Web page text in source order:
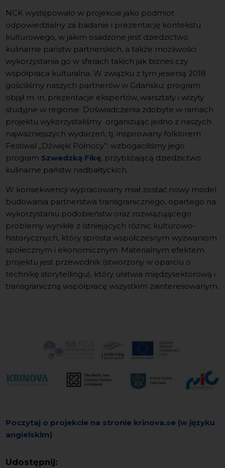
NCK występowało w projekcie jako podmiot
odpowiedzialny za badanie i prezentację kontekstu
kulturowego, w jakim osadzone jest dziedzictwo
kulinarne państw partnerskich, a także możliwości
wykorzystania go w sferach takich jak biznes czy
współpraca kulturalna. W związku z tym jesienią 2018
gościliśmy naszych partnerów w Gdańsku; program
objął m. in. prezentacje ekspertów, warsztaty i wizyty
studyjne w regionie. Doświadczenia zdobyte w ramach
projektu wykorzystaliśmy organizując jedno z naszych
najważniejszych wydarzeń, tj. inspirowany folklorem
Festiwal „Dźwięki Północy”: wzbogaciliśmy jego
program Szwedzką Fikę, przybliżającą dziedzictwo
kulinarne państw nadbałtyckich.
W konsekwencji wypracowany miał zostać nowy model
budowania partnerstwa transgranicznego, opartego na
wykorzystaniu podobieństw oraz rozwiązującego
problemy wynikłe z istniejących różnic kulturowo-
historycznych, który sprosta współczesnym wyzwaniom
społecznym i ekonomicznym. Materialnym efektem
projektu jest przewodnik (stworzony w oparciu o
technikę storytellingu), który ułatwia międzysektorową i
transgraniczną współpracę wszystkim zainteresowanym.
Poczytaj o projekcie na stronie krinova.se (w języku
angielskim)
Udostępnij: